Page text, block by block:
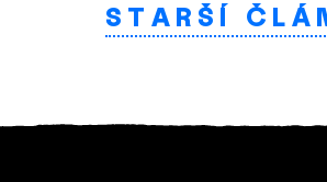
STARŠÍ